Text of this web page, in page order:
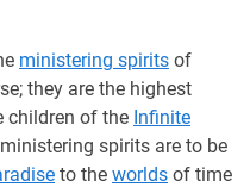
ministering spirits of
they are the highest
children of the Infinite
spirits are to be
to the worlds of time